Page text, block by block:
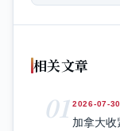
相关文章
01 2026-07-30
加拿大